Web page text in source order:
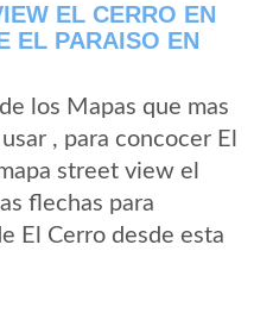
EL CERRO EN
EL PARAISO EN
los Mapas que mas
, para concocer El
street view el
flechas para
El Cerro desde esta